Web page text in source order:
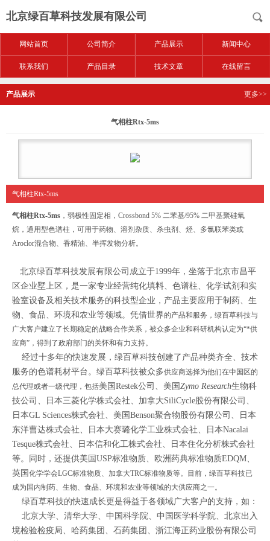
北京绿百草科技发展有限公司
网站首页 公司简介 产品展示 新闻中心
联系我们 产品目录 技术文章 在线留言
产品展示 更多>>
气相柱Rtx-5ms
气相柱Rtx-5ms
气相柱Rtx-5ms ，弱极性固定相，Crossbond 5% 二苯基/95% 二甲基聚硅氧
烷，通用型色谱柱，可用于药物、溶剂杂质、杀虫剂、烃、多氯联苯类或
Aroclor混合物、香精油、半挥发物分析。
北京绿百草科技发展有限公司成立于1999年，坐落于北京市昌平
区企业墅上区，是一家专业经营纯化填料、色谱柱、化学试剂和实
验室设备及相关技术服务的科技型企业，产品主要应用于制药、生
物、食品、环境和农业等领域。凭借世界的产品和服务，绿百草科技与
广大客户建立了长期稳定的战略合作关系，被众多企业和科研机构认定为“*供
应商”，得到了政府部门的关怀和有力支持。
经过十多年的快速发展，绿百草科技创建了产品种类齐全、技术
服务的色谱耗材平台。绿百草科技被众多供应商选择为他们在中国区的
总代理或者一级代理，包括美国 Restek公司、美国 Zymo Research生物科
技公司、
日本三菱化学株式会社、加拿大SiliCycle股份有限公司、
日本GL Sciences株式会社、美国Benson聚合物股份有限公司、日本
东洋曹达株式会社、日本大赛璐化学工业株式会社、日本Nacalai
Tesque株式会社、日本信和化工株式会社、日本住化分析株式会社
等。同时，还提供美国USP标准物质、欧洲药典标准物质EDQM、
英国 化学学会LGC标准物质、加拿大TRC标准物质等。目前，绿百草科技已
成为国内制药、生物、食品、环境和农业等领域的大供应商之一。
绿百草科技的快速成长更是得益于各领域广大客户的支持，如：
北京大学、清华大学、中国科学院、中国医学科学院、北京出入
境检验检疫局、哈药集团、石药集团、浙江海正药业股份有限公司